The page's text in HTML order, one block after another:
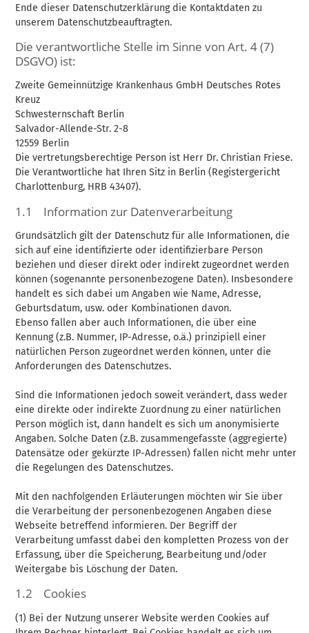
Ende dieser Datenschutzerklärung die Kontaktdaten zu
unserem Datenschutzbeauftragten.
Die verantwortliche Stelle im Sinne von Art. 4 (7)
DSGVO) ist:
Zweite Gemeinnützige Krankenhaus GmbH Deutsches Rotes
Kreuz
Schwesternschaft Berlin
Salvador-Allende-Str. 2-8
12559 Berlin
Die vertretungsberechtige Person ist Herr Dr. Christian Friese.
Die Verantwortliche hat Ihren Sitz in Berlin (Registergericht
Charlottenburg, HRB 43407).
1.1 Information zur Datenverarbeitung
Grundsätzlich gilt der Datenschutz für alle Informationen, die
sich auf eine identifizierte oder identifizierbare Person
beziehen und dieser direkt oder indirekt zugeordnet werden
können (sogenannte personenbezogene Daten). Insbesondere
handelt es sich dabei um Angaben wie Name, Adresse,
Geburtsdatum, usw. oder Kombinationen davon.
Ebenso fallen aber auch Informationen, die über eine
Kennung (z.B. Nummer, IP-Adresse, o.ä.) prinzipiell einer
natürlichen Person zugeordnet werden können, unter die
Anforderungen des Datenschutzes.
Sind die Informationen jedoch soweit verändert, dass weder
eine direkte oder indirekte Zuordnung zu einer natürlichen
Person möglich ist, dann handelt es sich um anonymisierte
Angaben. Solche Daten (z.B. zusammengefasste (aggregierte)
Datensätze oder gekürzte IP-Adressen) fallen nicht mehr unter
die Regelungen des Datenschutzes.
Mit den nachfolgenden Erläuterungen möchten wir Sie über
die Verarbeitung der personenbezogenen Angaben diese
Webseite betreffend informieren. Der Begriff der
Verarbeitung umfasst dabei den kompletten Prozess von der
Erfassung, über die Speicherung, Bearbeitung und/oder
Weitergabe bis Löschung der Daten.
1.2 Cookies
(1) Bei der Nutzung unserer Website werden Cookies auf